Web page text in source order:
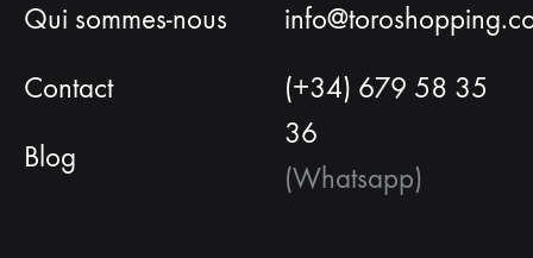
Qui sommes-nous
Contact
Blog
(+34) 679 58 35
36
(Whatsapp)
Français